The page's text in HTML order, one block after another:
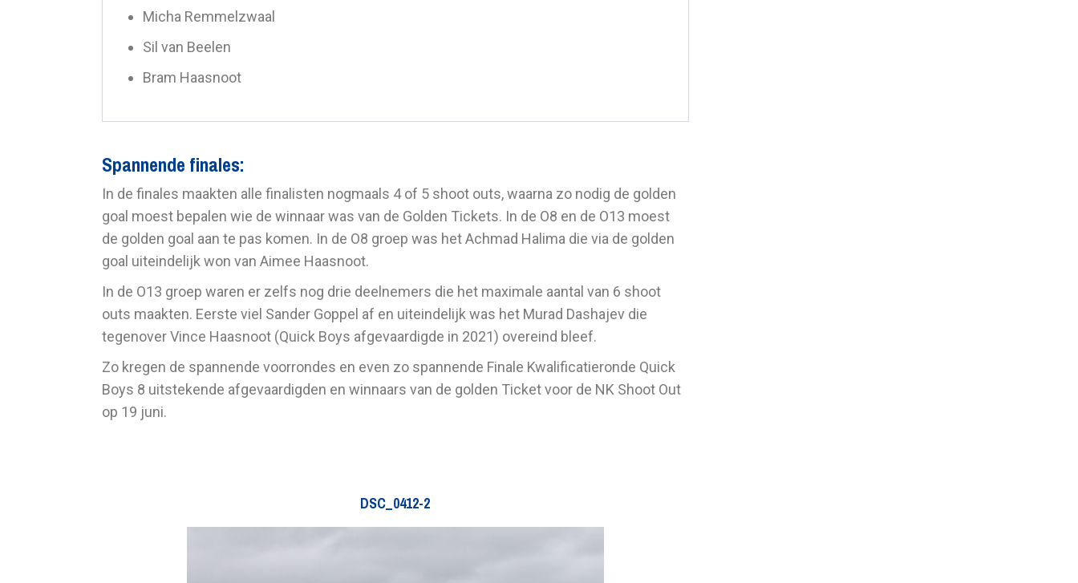
Micha Remmelzwaal
Sil van Beelen
Bram Haasnoot
Spannende finales:
In de finales maakten alle finalisten nogmaals 4 of 5 shoot outs, waarna zo nodig de golden
goal moest bepalen wie de winnaar was van de Golden Tickets. In de O8 en de O13 moest
de golden goal aan te pas komen. In de O8 groep was het Achmad Halima die via de golden
goal uiteindelijk won van Aimee Haasnoot.
In de O13 groep waren er zelfs nog drie deelnemers die het maximale aantal van 6 shoot
outs maakten. Eerste viel Sander Goppel af en uiteindelijk was het Murad Dashajev die
tegenover Vince Haasnoot (Quick Boys afgevaardigde in 2021) overeind bleef.
Zo kregen de spannende voorrondes en even zo spannende Finale Kwalificatieronde Quick
Boys 8 uitstekende afgevaardigden en winnaars van de golden Ticket voor de NK Shoot Out
op 19 juni.
DSC_0412-2